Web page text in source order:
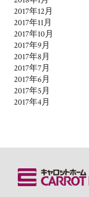
2017年12月
2017年11月
2017年10月
2017年9月
2017年8月
2017年7月
2017年6月
2017年5月
2017年4月